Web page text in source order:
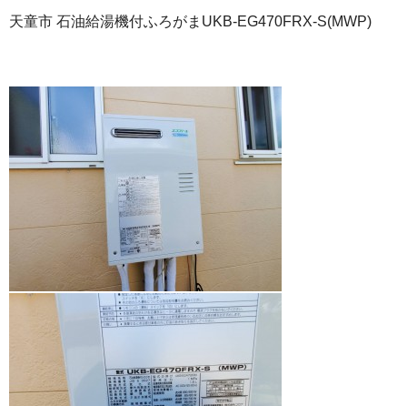
天童市 石油給湯機付ふろがまUKB-EG470FRX-S(MWP)